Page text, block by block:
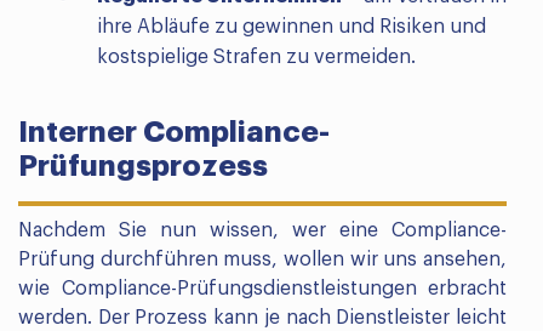
ihre Abläufe zu gewinnen und Risiken und
kostspielige Strafen zu vermeiden.
Interner Compliance-
Prüfungsprozess
Nachdem Sie nun wissen, wer eine Compliance-
Prüfung durchführen muss, wollen wir uns ansehen,
wie Compliance-Prüfungsdienstleistungen erbracht
werden. Der Prozess kann je nach Dienstleister leicht